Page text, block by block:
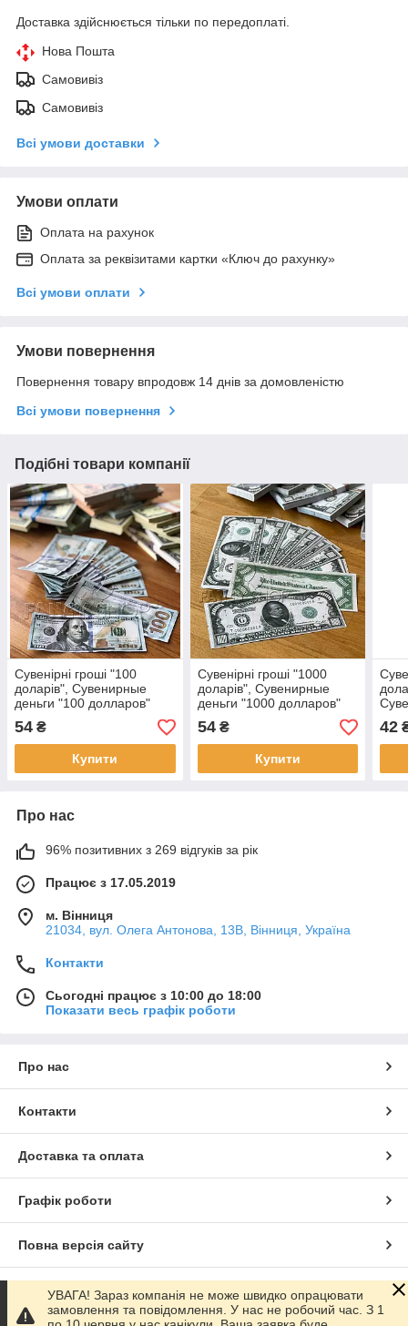
Доставка здійснюється тільки по передоплаті.
Нова Пошта
Самовивіз
Самовивіз
Всі умови доставки
Умови оплати
Оплата на рахунок
Оплата за реквізитами картки «Ключ до рахунку»
Всі умови оплати
Умови повернення
Повернення товару впродовж 14 днів за домовленістю
Всі умови повернення
Подібні товари компанії
Сувенірні гроші "100
доларів", Сувенирные
деньги "100 долларов"
нові
54 ₴
Купити
Сувенірні гроші "1000
доларів", Сувенирные
деньги "1000 долларов"
54₴
Купити
42
Про нас
96% позитивних з 269 відгуків за рік
Працює з 17.05.2019
м. Вінниця
21034, вул. Олега Антонова, 13В, Вінниця, Україна
Контакти
Сьогодні працює з 10:00 до 18:00
Показати весь графік роботи
Про нас
Контакти
Доставка та оплата
Графік роботи
Повна версія сайту
Сайт створено на маркетплейсіProm.ua
УВАГА! Зараз компанія не може швидко опрацювати
замовлення та повідомлення. У нас не робочий час. З 1